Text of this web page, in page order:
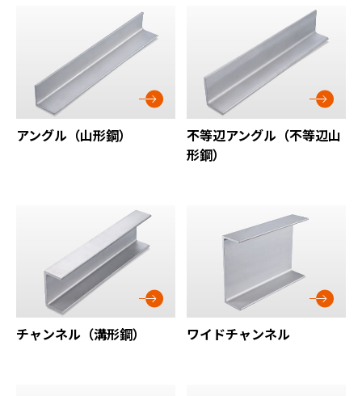
アングル（山形鋼）
不等辺アングル（不等辺山
形鋼）
チャンネル（溝形鋼） ワイドチャンネル